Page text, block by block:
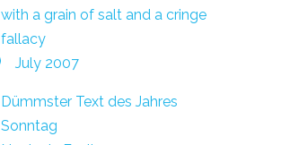
with a grain of salt and a cringe
fallacy
July 2007
Dümmster Text des Jahres
Sonntag